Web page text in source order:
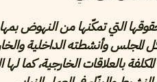
التي تمكّنها من النهوض
المجلس وأنشطته الداخلية
بالعلاقات الخارجية، كما